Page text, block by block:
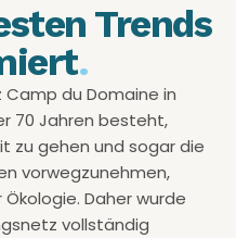
Trends
.
du Domaine in
70 Jahren besteht,
zu gehen und sogar die
vorwegzunehmen,
Daher wurde
vollständig